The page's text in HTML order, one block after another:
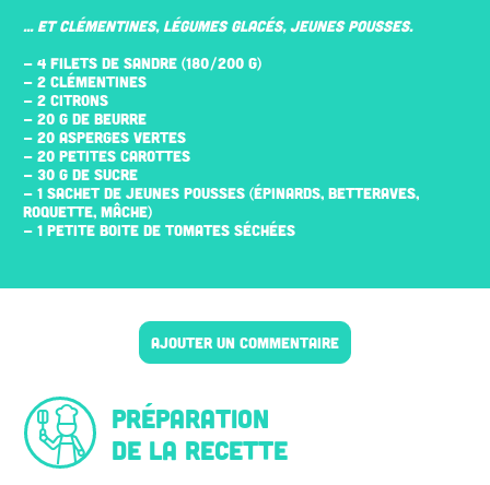
... ET CLÉMENTINES, LÉGUMES GLACÉS, JEUNES POUSSES.
- 4 FILETS DE SANDRE (180/200 G)
- 2 CLÉMENTINES
- 2 CITRONS
- 20 G DE BEURRE
- 20 ASPERGES VERTES
- 20 PETITES CAROTTES
- 30 G DE SUCRE
- 1 SACHET DE JEUNES POUSSES (ÉPINARDS, BETTERAVES,
ROQUETTE, MÂCHE)
- 1 PETITE BOITE DE TOMATES SÉCHÉES
AJOUTER UN COMMENTAIRE
Préparation
de la recette